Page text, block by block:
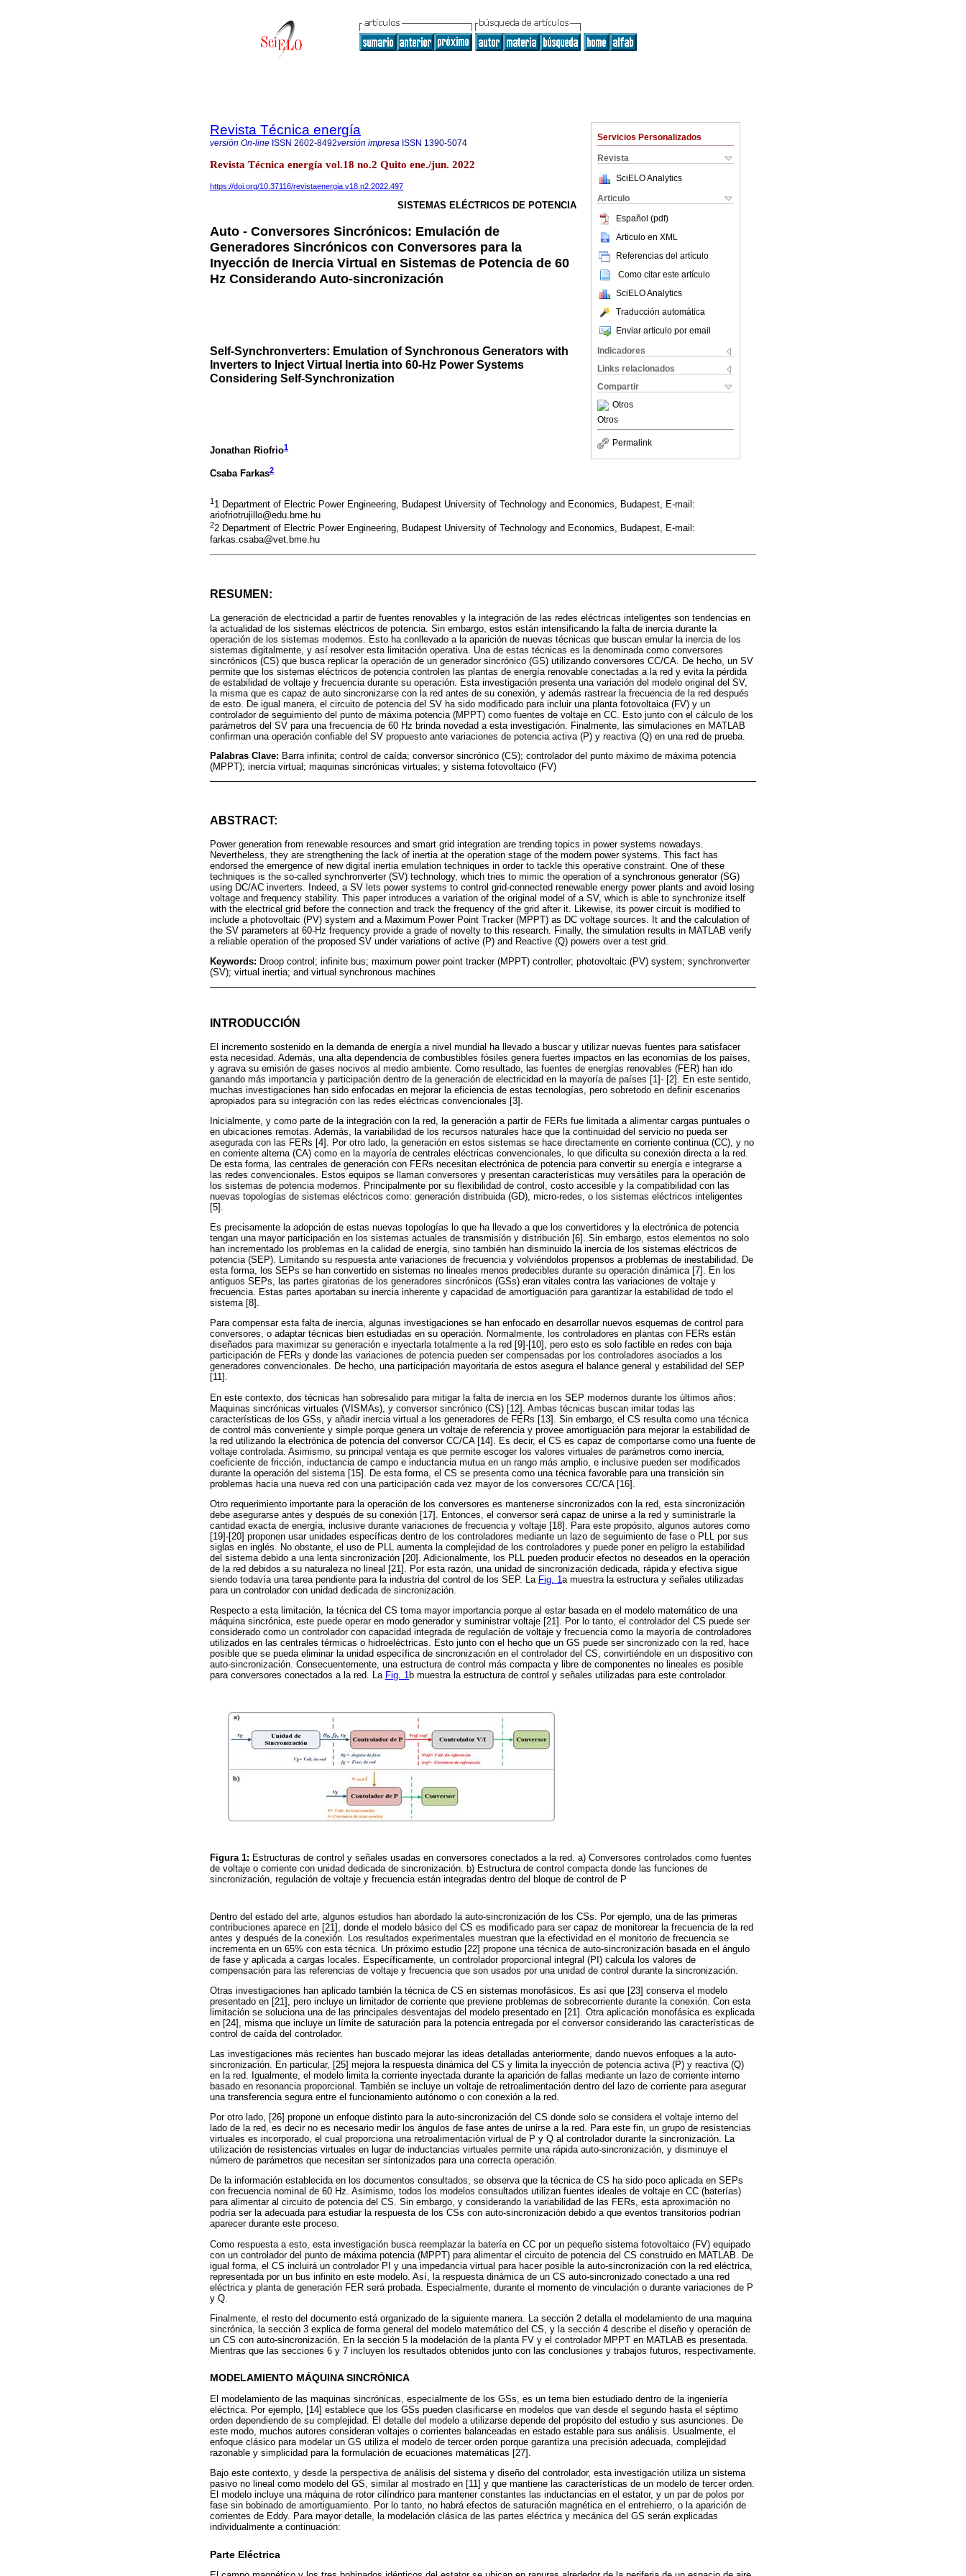
Servicios Personalizados
Revista
SciELO Analytics
Articulo
Español (pdf)
Articulo en XML
Referencias del artículo
Como citar este artículo
SciELO Analytics
Traducción automática
Enviar articulo por email
Indicadores
Links relacionados
Compartir
Otros
Otros
Permalink
Revista Técnica energía
versión On-line ISSN 2602-8492versión impresa ISSN 1390-5074
Revista Técnica energía vol.18 no.2 Quito ene./jun. 2022
https://doi.org/10.37116/revistaenergia.v18.n2.2022.497
SISTEMAS ELÉCTRICOS DE POTENCIA
Auto - Conversores Sincrónicos: Emulación de
Generadores Sincrónicos con Conversores para la
Inyección de Inercia Virtual en Sistemas de Potencia de 60
Hz Considerando Auto-sincronización
Self-Synchronverters: Emulation of Synchronous Generators with
Inverters to Inject Virtual Inertia into 60-Hz Power Systems
Considering Self-Synchronization
Jonathan Riofrio1
Csaba Farkas2
1 1 Department of Electric Power Engineering, Budapest University of Technology and Economics, Budapest, E-mail:
ariofriotrujillo@edu.bme.hu
22 Department of Electric Power Engineering, Budapest University of Technology and Economics, Budapest, E-mail:
farkas.csaba@vet.bme.hu
RESUMEN:
La generación de electricidad a partir de fuentes renovables y la integración de las redes eléctricas inteligentes son tendencias en
la actualidad de los sistemas eléctricos de potencia. Sin embargo, estos están intensificando la falta de inercia durante la
operación de los sistemas modernos. Esto ha conllevado a la aparición de nuevas técnicas que buscan emular la inercia de los
sistemas digitalmente, y así resolver esta limitación operativa. Una de estas técnicas es la denominada como conversores
sincrónicos (CS) que busca replicar la operación de un generador sincrónico (GS) utilizando conversores CC/CA. De hecho, un SV
permite que los sistemas eléctricos de potencia controlen las plantas de energía renovable conectadas a la red y evita la pérdida
de estabilidad de voltaje y frecuencia durante su operación. Esta investigación presenta una variación del modelo original del SV,
la misma que es capaz de auto sincronizarse con la red antes de su conexión, y además rastrear la frecuencia de la red después
de esto. De igual manera, el circuito de potencia del SV ha sido modificado para incluir una planta fotovoltaica (FV) y un
controlador de seguimiento del punto de máxima potencia (MPPT) como fuentes de voltaje en CC. Esto junto con el cálculo de los
parámetros del SV para una frecuencia de 60 Hz brinda novedad a esta investigación. Finalmente, las simulaciones en MATLAB
confirman una operación confiable del SV propuesto ante variaciones de potencia activa (P) y reactiva (Q) en una red de prueba.
Palabras Clave: Barra infinita; control de caída; conversor sincrónico (CS); controlador del punto máximo de máxima potencia
(MPPT); inercia virtual; maquinas sincrónicas virtuales; y sistema fotovoltaico (FV)
ABSTRACT:
Power generation from renewable resources and smart grid integration are trending topics in power systems nowadays.
Nevertheless, they are strengthening the lack of inertia at the operation stage of the modern power systems. This fact has
endorsed the emergence of new digital inertia emulation techniques in order to tackle this operative constraint. One of these
techniques is the so-called synchronverter (SV) technology, which tries to mimic the operation of a synchronous generator (SG)
using DC/AC inverters. Indeed, a SV lets power systems to control grid-connected renewable energy power plants and avoid losing
voltage and frequency stability. This paper introduces a variation of the original model of a SV, which is able to synchronize itself
with the electrical grid before the connection and track the frequency of the grid after it. Likewise, its power circuit is modified to
include a photovoltaic (PV) system and a Maximum Power Point Tracker (MPPT) as DC voltage sources. It and the calculation of
the SV parameters at 60-Hz frequency provide a grade of novelty to this research. Finally, the simulation results in MATLAB verify
a reliable operation of the proposed SV under variations of active (P) and Reactive (Q) powers over a test grid.
Keywords: Droop control; infinite bus; maximum power point tracker (MPPT) controller; photovoltaic (PV) system; synchronverter
(SV); virtual inertia; and virtual synchronous machines
INTRODUCCIÓN
El incremento sostenido en la demanda de energía a nivel mundial ha llevado a buscar y utilizar nuevas fuentes para satisfacer
esta necesidad. Además, una alta dependencia de combustibles fósiles genera fuertes impactos en las economías de los países,
y agrava su emisión de gases nocivos al medio ambiente. Como resultado, las fuentes de energías renovables (FER) han ido
ganando más importancia y participación dentro de la generación de electricidad en la mayoría de países [1]- [2]. En este sentido,
muchas investigaciones han sido enfocadas en mejorar la eficiencia de estas tecnologías, pero sobretodo en definir escenarios
apropiados para su integración con las redes eléctricas convencionales [3].
Inicialmente, y como parte de la integración con la red, la generación a partir de FERs fue limitada a alimentar cargas puntuales o
en ubicaciones remotas. Además, la variabilidad de los recursos naturales hace que la continuidad del servicio no pueda ser
asegurada con las FERs [4]. Por otro lado, la generación en estos sistemas se hace directamente en corriente continua (CC), y no
en corriente alterna (CA) como en la mayoría de centrales eléctricas convencionales, lo que dificulta su conexión directa a la red.
De esta forma, las centrales de generación con FERs necesitan electrónica de potencia para convertir su energía e integrarse a
las redes convencionales. Estos equipos se llaman conversores y presentan características muy versátiles para la operación de
los sistemas de potencia modernos. Principalmente por su flexibilidad de control, costo accesible y la compatibilidad con las
nuevas topologías de sistemas eléctricos como: generación distribuida (GD), micro-redes, o los sistemas eléctricos inteligentes
[5].
Es precisamente la adopción de estas nuevas topologías lo que ha llevado a que los convertidores y la electrónica de potencia
tengan una mayor participación en los sistemas actuales de transmisión y distribución [6]. Sin embargo, estos elementos no solo
han incrementado los problemas en la calidad de energía, sino también han disminuido la inercia de los sistemas eléctricos de
potencia (SEP). Limitando su respuesta ante variaciones de frecuencia y volviéndolos propensos a problemas de inestabilidad. De
esta forma, los SEPs se han convertido en sistemas no lineales menos predecibles durante su operación dinámica [7]. En los
antiguos SEPs, las partes giratorias de los generadores sincrónicos (GSs) eran vitales contra las variaciones de voltaje y
frecuencia. Estas partes aportaban su inercia inherente y capacidad de amortiguación para garantizar la estabilidad de todo el
sistema [8].
Para compensar esta falta de inercia, algunas investigaciones se han enfocado en desarrollar nuevos esquemas de control para
conversores, o adaptar técnicas bien estudiadas en su operación. Normalmente, los controladores en plantas con FERs están
diseñados para maximizar su generación e inyectarla totalmente a la red [9]-[10], pero esto es solo factible en redes con baja
participación de FERs y donde las variaciones de potencia pueden ser compensadas por los controladores asociados a los
generadores convencionales. De hecho, una participación mayoritaria de estos asegura el balance general y estabilidad del SEP
[11].
En este contexto, dos técnicas han sobresalido para mitigar la falta de inercia en los SEP modernos durante los últimos años:
Maquinas sincrónicas virtuales (VISMAs), y conversor sincrónico (CS) [12]. Ambas técnicas buscan imitar todas las
características de los GSs, y añadir inercia virtual a los generadores de FERs [13]. Sin embargo, el CS resulta como una técnica
de control más conveniente y simple porque genera un voltaje de referencia y provee amortiguación para mejorar la estabilidad de
la red utilizando la electrónica de potencia del conversor CC/CA [14]. Es decir, el CS es capaz de comportarse como una fuente de
voltaje controlada. Asimismo, su principal ventaja es que permite escoger los valores virtuales de parámetros como inercia,
coeficiente de fricción, inductancia de campo e inductancia mutua en un rango más amplio, e inclusive pueden ser modificados
durante la operación del sistema [15]. De esta forma, el CS se presenta como una técnica favorable para una transición sin
problemas hacia una nueva red con una participación cada vez mayor de los conversores CC/CA [16].
Otro requerimiento importante para la operación de los conversores es mantenerse sincronizados con la red, esta sincronización
debe asegurarse antes y después de su conexión [17]. Entonces, el conversor será capaz de unirse a la red y suministrarle la
cantidad exacta de energía, inclusive durante variaciones de frecuencia y voltaje [18]. Para este propósito, algunos autores como
[19]-[20] proponen usar unidades específicas dentro de los controladores mediante un lazo de seguimiento de fase o PLL por sus
siglas en inglés. No obstante, el uso de PLL aumenta la complejidad de los controladores y puede poner en peligro la estabilidad
del sistema debido a una lenta sincronización [20]. Adicionalmente, los PLL pueden producir efectos no deseados en la operación
de la red debidos a su naturaleza no lineal [21]. Por esta razón, una unidad de sincronización dedicada, rápida y efectiva sigue
siendo todavía una tarea pendiente para la industria del control de los SEP. La Fig. 1 a muestra la estructura y señales utilizadas
para un controlador con unidad dedicada de sincronización.
Respecto a esta limitación, la técnica del CS toma mayor importancia porque al estar basada en el modelo matemático de una
máquina sincrónica, este puede operar en modo generador y suministrar voltaje [21]. Por lo tanto, el controlador del CS puede ser
considerado como un controlador con capacidad integrada de regulación de voltaje y frecuencia como la mayoría de controladores
utilizados en las centrales térmicas o hidroeléctricas. Esto junto con el hecho que un GS puede ser sincronizado con la red, hace
posible que se pueda eliminar la unidad específica de sincronización en el controlador del CS, convirtiéndole en un dispositivo con
auto-sincronización. Consecuentemente, una estructura de control más compacta y libre de componentes no lineales es posible
para conversores conectados a la red. La Fig. 1 b muestra la estructura de control y señales utilizadas para este controlador.
Figura 1: Estructuras de control y señales usadas en conversores conectados a la red. a) Conversores controlados como fuentes
de voltaje o corriente con unidad dedicada de sincronización. b) Estructura de control compacta donde las funciones de
sincronización, regulación de voltaje y frecuencia están integradas dentro del bloque de control de P
Dentro del estado del arte, algunos estudios han abordado la auto-sincronización de los CSs. Por ejemplo, una de las primeras
contribuciones aparece en [21], donde el modelo básico del CS es modificado para ser capaz de monitorear la frecuencia de la red
antes y después de la conexión. Los resultados experimentales muestran que la efectividad en el monitorio de frecuencia se
incrementa en un 65% con esta técnica. Un próximo estudio [22] propone una técnica de auto-sincronización basada en el ángulo
de fase y aplicada a cargas locales. Específicamente, un controlador proporcional integral (PI) calcula los valores de
compensación para las referencias de voltaje y frecuencia que son usados por una unidad de control durante la sincronización.
Otras investigaciones han aplicado también la técnica de CS en sistemas monofásicos. Es así que [23] conserva el modelo
presentado en [21], pero incluye un limitador de corriente que previene problemas de sobrecorriente durante la conexión. Con esta
limitación se soluciona una de las principales desventajas del modelo presentado en [21]. Otra aplicación monofásica es explicada
en [24], misma que incluye un límite de saturación para la potencia entregada por el conversor considerando las características de
control de caída del controlador.
Las investigaciones más recientes han buscado mejorar las ideas detalladas anteriormente, dando nuevos enfoques a la auto-
sincronización. En particular, [25] mejora la respuesta dinámica del CS y limita la inyección de potencia activa (P) y reactiva (Q)
en la red. Igualmente, el modelo limita la corriente inyectada durante la aparición de fallas mediante un lazo de corriente interno
basado en resonancia proporcional. También se incluye un voltaje de retroalimentación dentro del lazo de corriente para asegurar
una transferencia segura entre el funcionamiento autónomo o con conexión a la red.
Por otro lado, [26] propone un enfoque distinto para la auto-sincronización del CS donde solo se considera el voltaje interno del
lado de la red, es decir no es necesario medir los ángulos de fase antes de unirse a la red. Para este fin, un grupo de resistencias
virtuales es incorporado, el cual proporciona una retroalimentación virtual de P y Q al controlador durante la sincronización. La
utilización de resistencias virtuales en lugar de inductancias virtuales permite una rápida auto-sincronización, y disminuye el
número de parámetros que necesitan ser sintonizados para una correcta operación.
De la información establecida en los documentos consultados, se observa que la técnica de CS ha sido poco aplicada en SEPs
con frecuencia nominal de 60 Hz. Asimismo, todos los modelos consultados utilizan fuentes ideales de voltaje en CC (baterías)
para alimentar al circuito de potencia del CS. Sin embargo, y considerando la variabilidad de las FERs, esta aproximación no
podría ser la adecuada para estudiar la respuesta de los CSs con auto-sincronización debido a que eventos transitorios podrían
aparecer durante este proceso.
Como respuesta a esto, esta investigación busca reemplazar la batería en CC por un pequeño sistema fotovoltaico (FV) equipado
con un controlador del punto de máxima potencia (MPPT) para alimentar el circuito de potencia del CS construido en MATLAB. De
igual forma, el CS incluirá un controlador PI y una impedancia virtual para hacer posible la auto-sincronización con la red eléctrica,
representada por un bus infinito en este modelo. Así, la respuesta dinámica de un CS auto-sincronizado conectado a una red
eléctrica y planta de generación FER será probada. Especialmente, durante el momento de vinculación o durante variaciones de P
y Q.
Finalmente, el resto del documento está organizado de la siguiente manera. La sección 2 detalla el modelamiento de una maquina
sincrónica, la sección 3 explica de forma general del modelo matemático del CS, y la sección 4 describe el diseño y operación de
un CS con auto-sincronización. En la sección 5 la modelación de la planta FV y el controlador MPPT en MATLAB es presentada.
Mientras que las secciones 6 y 7 incluyen los resultados obtenidos junto con las conclusiones y trabajos futuros, respectivamente.
MODELAMIENTO MÁQUINA SINCRÓNICA
El modelamiento de las maquinas sincrónicas, especialmente de los GSs, es un tema bien estudiado dentro de la ingeniería
eléctrica. Por ejemplo, [14] establece que los GSs pueden clasificarse en modelos que van desde el segundo hasta el séptimo
orden dependiendo de su complejidad. El detalle del modelo a utilizarse depende del propósito del estudio y sus asunciones. De
este modo, muchos autores consideran voltajes o corrientes balanceadas en estado estable para sus análisis. Usualmente, el
enfoque clásico para modelar un GS utiliza el modelo de tercer orden porque garantiza una precisión adecuada, complejidad
razonable y simplicidad para la formulación de ecuaciones matemáticas [27].
Bajo este contexto, y desde la perspectiva de análisis del sistema y diseño del controlador, esta investigación utiliza un sistema
pasivo no lineal como modelo del GS, similar al mostrado en [11] y que mantiene las características de un modelo de tercer orden.
El modelo incluye una máquina de rotor cilíndrico para mantener constantes las inductancias en el estator, y un par de polos por
fase sin bobinado de amortiguamiento. Por lo tanto, no habrá efectos de saturación magnética en el entrehierro, o la aparición de
corrientes de Eddy. Para mayor detalle, la modelación clásica de las partes eléctrica y mecánica del GS serán explicadas
individualmente a continuación:
Parte Eléctrica